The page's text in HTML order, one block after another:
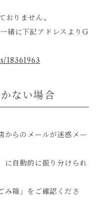
おりません。
緒に下記アドレスよりG
18361963
ない場合
からのメールが迷惑メー
に自動的に振り分けられ
み箱」をご確認くださ